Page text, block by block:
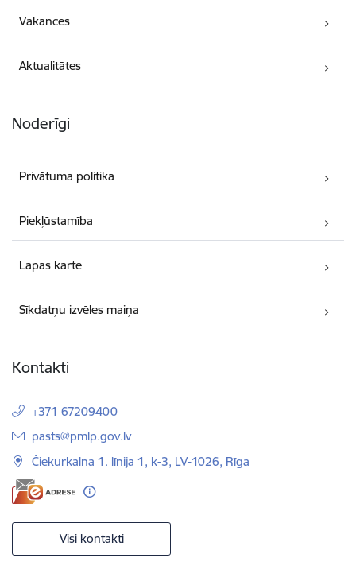
Vakances
Aktualitātes
Noderīgi
Privātuma politika
Piekļūstamība
Lapas karte
Sīkdatņu izvēles maiņa
Kontakti
+371 67209400
E-pasts:
pasts@pmlp.gov.lv
Čiekurkalna 1. līnija 1, k-3, LV-1026, Rīga
Visi kontakti